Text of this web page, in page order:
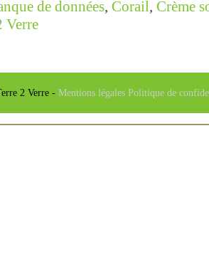
de données, Corail, Crème
Verre
2 Verre - Mentions légales Politique de